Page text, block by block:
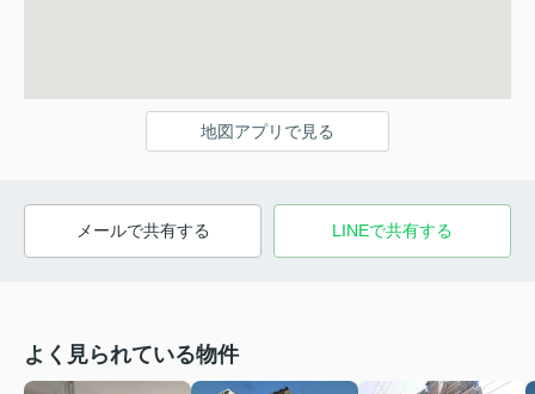
地図アプリで見る
メールで共有する LINEで共有する
よく見られている物件